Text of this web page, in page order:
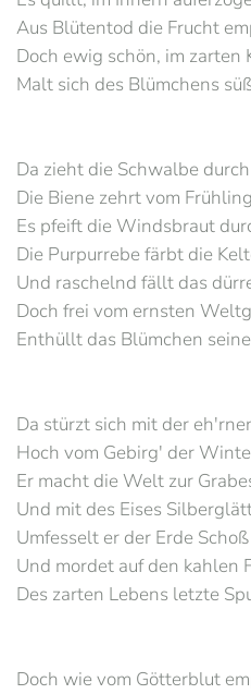
Aus Blütentod die Frucht
Doch ewig schön, im zarten
Malt sich des Blümchens
Da zieht die Schwalbe
Die Biene zehrt vom
Es pfeift die Windsbraut
Die Purpurrebe färbt die
Und raschelnd fällt das
Doch frei vom ernsten
Enthüllt das Blümchen
Da stürzt sich mit der
Hoch vom Gebirg' der
Er macht die Welt zur
Und mit des Eises
Umfesselt er der Erde Schoß
Und mordet auf den kahlen
Des zarten Lebens letzte
Doch wie vom Götterblut